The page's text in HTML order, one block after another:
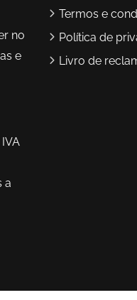
no
e
a
Termos e
Política de
Livro de